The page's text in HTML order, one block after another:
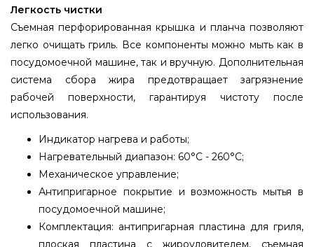
Легкость чистки
Съемная перфорированная крышка и планча позволяют
легко очищать гриль. Все компоненты можно мыть как в
посудомоечной машине, так и вручную. Дополнительная
система сбора жира предотвращает загрязнение
рабочей поверхности, гарантируя чистоту после
использования.
Индикатор нагрева и работы;
Нагревательный диапазон: 60°C - 260°C;
Механическое управление;
Антипригарное покрытие и возможность мытья в
посудомоечной машине;
Комплектация: антипригарная пластина для гриля,
плоская пластина с жироуловителем, съемная